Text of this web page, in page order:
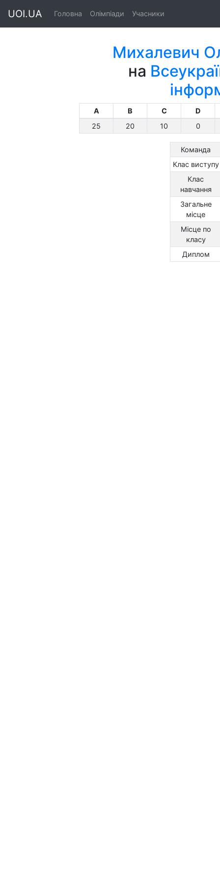
UOI.UA Головна Олімпіади Учасники
Михалевич
на
A B C
D
25
20 10 0
Команда
Клас виступу
Клас
навчання
Загальне
місце
Місце по
класу
Диплом